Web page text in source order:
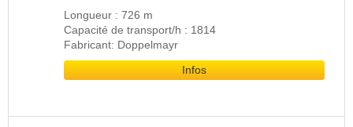
Longueur : 726 m
Capacité de transport/h : 1814
Fabricant: Doppelmayr
Infos